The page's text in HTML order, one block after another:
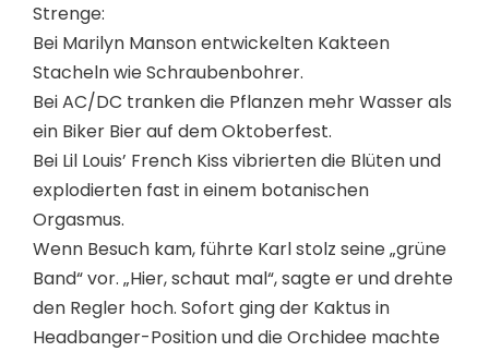
Strenge:
Bei Marilyn Manson entwickelten Kakteen
Stacheln wie Schraubenbohrer.
Bei AC/DC tranken die Pflanzen mehr Wasser als
ein Biker Bier auf dem Oktoberfest.
Bei Lil Louis’ French Kiss vibrierten die Blüten und
explodierten fast in einem botanischen
Orgasmus.
Wenn Besuch kam, führte Karl stolz seine „grüne
Band“ vor. „Hier, schaut mal“, sagte er und drehte
den Regler hoch. Sofort ging der Kaktus in
Headbanger-Position und die Orchidee machte